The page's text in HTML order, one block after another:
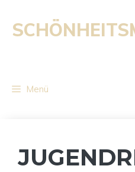
Inhalt
springen
Menü